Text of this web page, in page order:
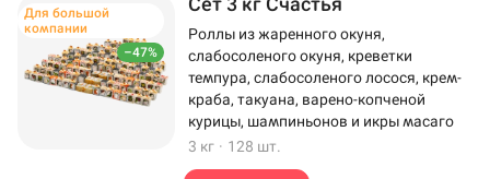
–47%
Для большой
компании
Роллы из жаренного окуня,
слабосоленого окуня, креветки
темпура, слабосоленого лосося, крем-
краба, такуана, варено-копченой
курицы, шампиньонов и икры масаго
3 кг · 128 шт.